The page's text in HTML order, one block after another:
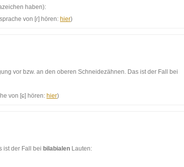
haben):
von [ɾ] hören: hier)
vor bzw. an den oberen Schnei­dezäh­nen. Das ist der Fall bei
von [ɕ] hören: hier)
ist der Fall bei bil­abi­alen Laut­en: